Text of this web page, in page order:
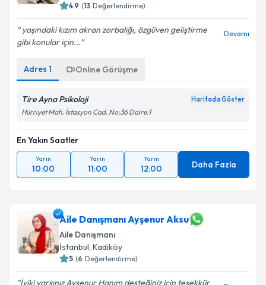
4.9 (13 Değerlendirme)
yaşındaki kızım akran zorbalığı, özgüven geliştirme
gibi konular için...
Devamı
Adres 1 Online Görüşme
Tire Ayna Psikoloji Haritada Göster
Hürriyet Mah. İstasyon Cad. No:36 Daire:1
En Yakın Saatler
Yarın
10:00
Yarın
11:00
Yarın
12:00 Daha Fazla
Aile Danışmanı Ayşenur Aksu
Aile Danışmanı
İstanbul, Kadıköy
5 (6 Değerlendirme)
İyiki varsınız Ayşenur Hanım desteğiniz için teşekkür